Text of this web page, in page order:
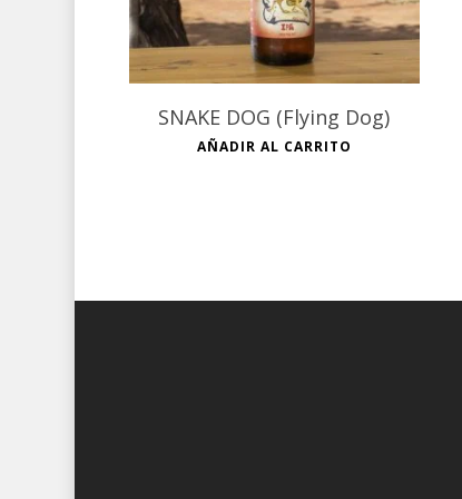
SNAKE DOG (Flying Dog)
AÑADIR AL CARRITO